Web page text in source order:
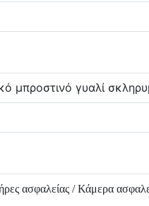
μπροστινό γυαλί
ασφαλείας / Κάμερα